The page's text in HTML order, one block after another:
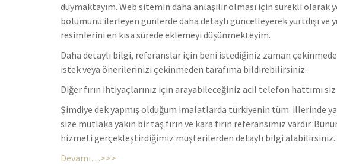
duymaktayım. Web sitemin daha anlaşılır olması için sürekli
bölümünü ilerleyen günlerde daha detaylı güncelleyerek yurtdışı ve
resimlerini en kısa sürede eklemeyi düşünmekteyim.
Daha detaylı bilgi, referanslar için beni istediğiniz zaman
istek veya önerilerinizi çekinmeden tarafıma bildirebilirsiniz.
Diğer fırın ihtiyaçlarınız için arayabileceğiniz acil telefon hattımı
Şimdiye dek yapmış olduğum imalatlarda türkiyenin tüm illerinde
size mutlaka yakın bir taş fırın ve kara fırın referansımız vardır.
hizmeti gerçekleştirdiğimiz müşterilerden detaylı bilgi alabilirsiniz.
Devamı…>>>